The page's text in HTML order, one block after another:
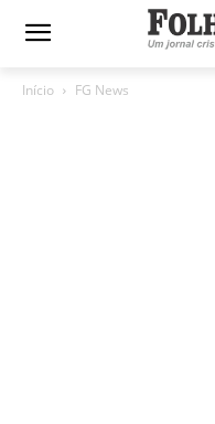
Início FG News